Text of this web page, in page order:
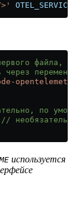
файла,
переменную
opentelemetry'
по
//
используется